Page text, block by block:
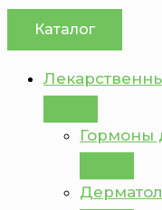
Каталог
Гормоны